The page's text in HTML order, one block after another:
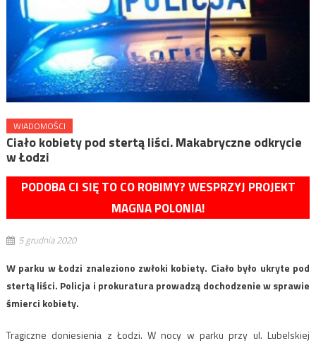
WIADOMOŚCI
Ciało kobiety pod stertą liści. Makabryczne odkrycie
w Łodzi
PODOBA CI SIĘ TO CO ROBIMY? WESPRZYJ PROJEKT
MAGNA POLONIA!
5 grudnia 2020
W parku w Łodzi znaleziono zwłoki kobiety. Ciało było ukryte pod
stertą liści. Policja i prokuratura prowadzą dochodzenie w sprawie
śmierci kobiety.
Tragiczne doniesienia z Łodzi. W nocy w parku przy ul. Lubelskiej